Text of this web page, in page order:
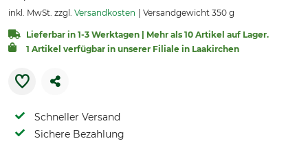
inkl. MwSt. zzgl. Versandkosten Versandgewicht 350 g
Lieferbar in 1-3 Werktagen | Mehr als 10 Artikel auf Lager.
1 Artikel verfügbar in unserer Filiale in Laakirchen
Schneller Versand
Sichere Bezahlung